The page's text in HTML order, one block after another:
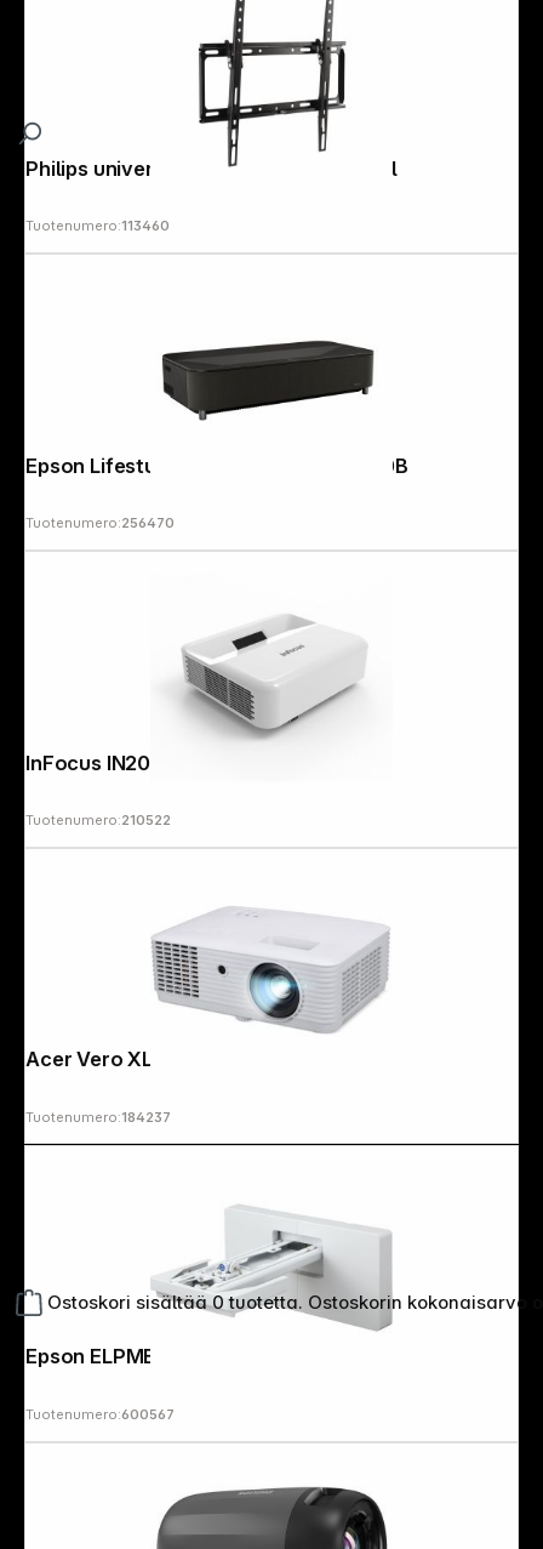
Ostoskori sisältää 0 tuotetta. Ostoskorin kokonaisarvo
Philips universal TV Wall Mount 65Zoll
Tuotenumero:113460
Epson Lifestudio Grand Plus EH-LS970B
Tuotenumero:256470
InFocus IN2006UT
Tuotenumero:210522
Acer Vero XL3515i
Tuotenumero:184237
Tuotenumero:600567